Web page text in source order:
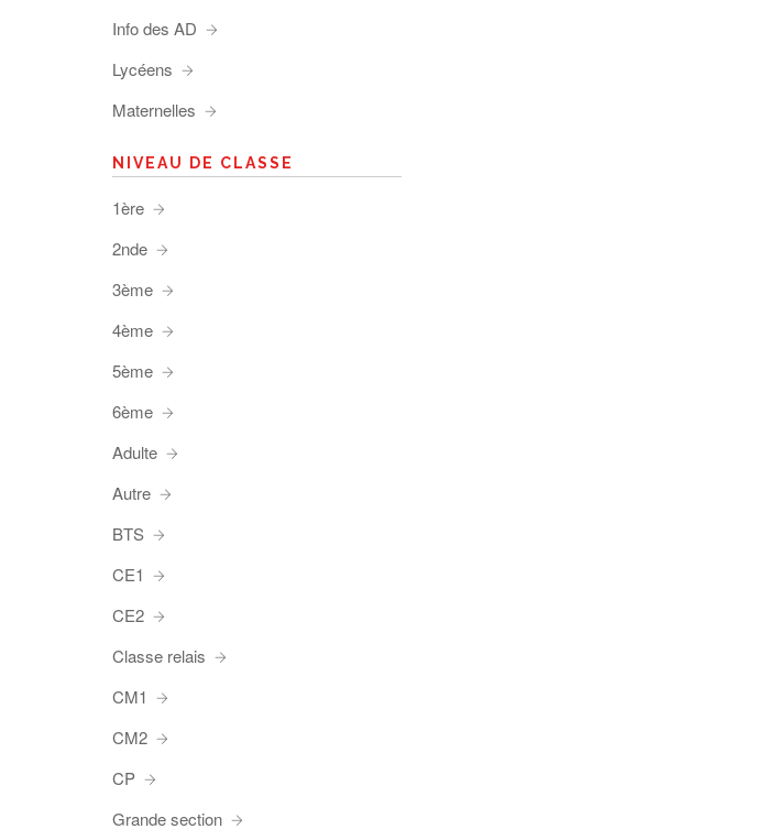
Info des AD
Lycéens
Maternelles
NIVEAU DE CLASSE
1ère
2nde
3ème
4ème
5ème
6ème
Adulte
Autre
BTS
CE1
CE2
Classe relais
CM1
CM2
CP
Grande section